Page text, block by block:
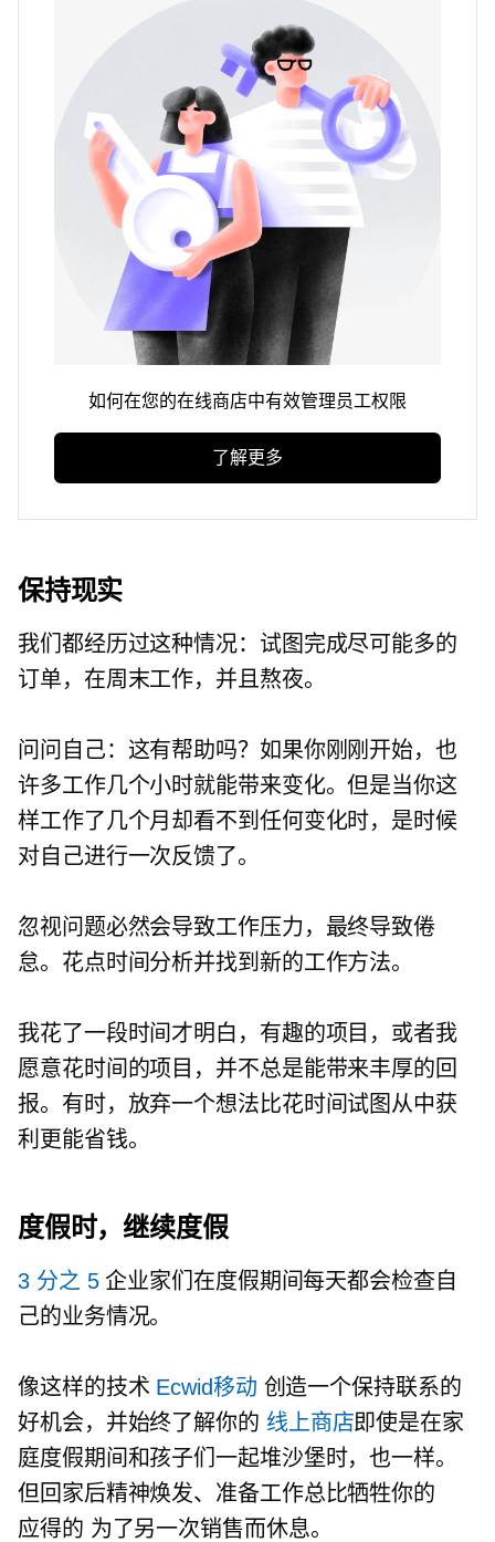
如何在您的在线商店中有效管理员工权限
了解更多
保持现实
我们都经历过这种情况：试图完成尽可能多的
订单，在周末工作，并且熬夜。
问问自己：这有帮助吗？如果你刚刚开始，也
许多工作几个小时就能带来变化。但是当你这
样工作了几个月却看不到任何变化时，是时候
对自己进行一次反馈了。
忽视问题必然会导致工作压力，最终导致倦
怠。花点时间分析并找到新的工作方法。
我花了一段时间才明白，有趣的项目，或者我
愿意花时间的项目，并不总是能带来丰厚的回
报。有时，放弃一个想法比花时间试图从中获
利更能省钱。
度假时，继续度假
3 分之 5企业家们在度假期间每天都会检查自
己的业务情况。
像这样的技术 Ecwid移动 创造一个保持联系的
好机会，并始终了解你的 线上商店即使是在家
庭度假期间和孩子们一起堆沙堡时，也一样。
但回家后精神焕发、准备工作总比牺牲你的
应得的 为了另一次销售而休息。